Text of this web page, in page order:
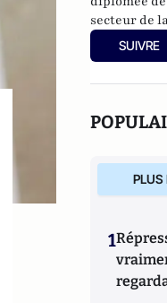
secteur de
2015, elle
l’objectif
France
https://
SUIVRE
PLUS
1